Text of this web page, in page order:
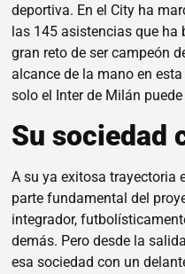
deportiva. En el City ha
las 145 asistencias que ha
gran reto de ser campeón
alcance de la mano en
solo el Inter de Milán
Su sociedad
A su ya exitosa trayectoria
parte fundamental del
integrador,
demás. Pero desde la
esa sociedad con un